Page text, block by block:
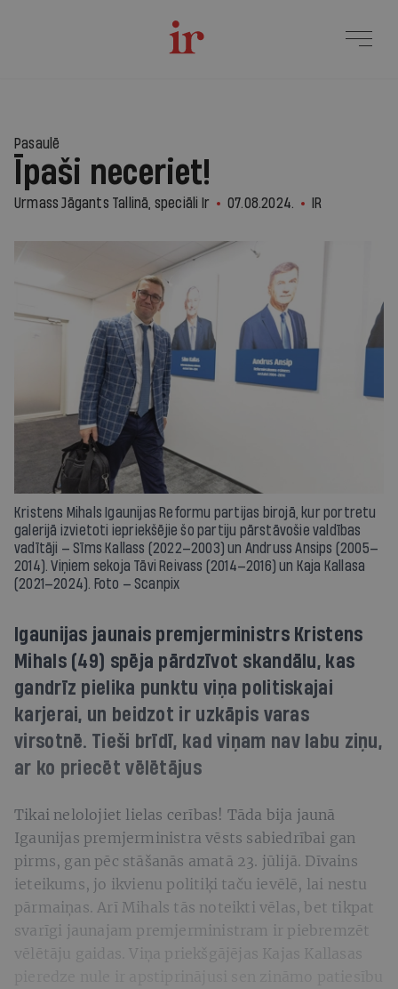
Pasaulē
Īpaši neceriet!
Urmass Jāgants Tallinā, speciāli Ir 07.08.2024. IR
Kristens Mihals Igaunijas Reformu partijas birojā, kur portretu
galerijā izvietoti iepriekšējie šo partiju pārstāvošie valdības
vadītāji — Sīms Kallass (2022—2003) un Andruss Ansips (2005—
2014). Viņiem sekoja Tāvi Reivass (2014—2016) un Kaja Kallasa
(2021—2024). Foto — Scanpix
Igaunijas jaunais premjerministrs Kristens
Mihals (49) spēja pārdzīvot skandālu, kas
gandrīz pielika punktu viņa politiskajai
karjerai, un beidzot ir uzkāpis varas
virsotnē. Tieši brīdī, kad viņam nav labu ziņu,
ar ko priecēt vēlētājus
Tikai nelolojiet lielas cerības! Tāda bija jaunā
Igaunijas premjerministra vēsts sabiedrībai gan
pirms, gan pēc stāšanās amatā 23. jūlijā. Dīvains
ieteikums, jo ikvienu politiķi taču ievēlē, lai nestu
pārmaiņas. Arī Mihals tās noteikti vēlas, bet tikpat
svarīgi jaunajam premjerministram ir piebremzēt
vēlētāju gaidas. Viņa priekšgājējas Kajas Kallasas